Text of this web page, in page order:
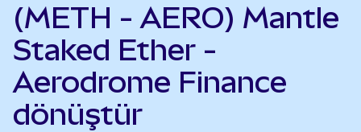
(METH - AERO) Mantle
Staked Ether -
Aerodrome Finance
dönüştür